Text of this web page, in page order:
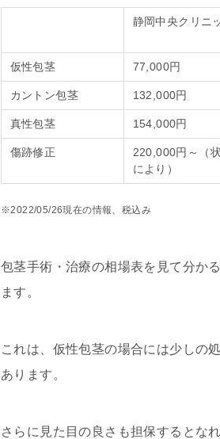
静岡中央クリニ
仮性包茎 77,000円
カントン包茎 132,000円
真性包茎 154,000円
傷跡修正
220,000円～（
により）
※2022/05/26現在の情報、税込み
包茎手術・治療の相場表を見て分か
ます。
これは、仮性包茎の場合には少しの
あります。
さらに見た目の良さも担保するとなれ